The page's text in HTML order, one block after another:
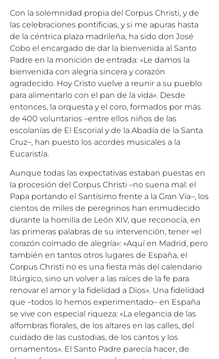
Con la solemnidad propia del Corpus Christi, y de
las celebraciones pontificias, y si me apuras hasta
de la céntrica plaza madrileña, ha sido don José
Cobo el encargado de dar la bienvenida al Santo
Padre en la monición de entrada: «Le damos la
bienvenida con alegría sincera y corazón
agradecido. Hoy Cristo vuelve a reunir a su pueblo
para alimentarlo con el pan de la vida». Desde
entonces, la orquesta y el coro, formados por más
de 400 voluntarios –entre ellos niños de las
escolanías de El Escorial y de la Abadía de la Santa
Cruz–, han puesto los acordes musicales a la
Eucaristía.
Aunque todas las expectativas estaban puestas en
la procesión del Corpus Christi –no suena mal: el
Papa portando el Santísimo frente a la Gran Vía–, los
cientos de miles de peregrinos han enmudecido
durante la homilía de León XIV, que reconocía, en
las primeras palabras de su intervención, tener «el
corazón colmado de alegría»: «Aquí en Madrid, pero
también en tantos otros lugares de España, el
Corpus Christi no es una fiesta más del calendario
litúrgico, sino un volver a las raíces de la fe para
renovar el amor y la fidelidad a Dios». Una fidelidad
que –todos lo hemos experimentado– en España
se vive con especial riqueza: «La elegancia de las
alfombras florales, de los altares en las calles, del
cuidado de las custodias, de los cantos y los
ornamentos». El Santo Padre parecía hacer, de